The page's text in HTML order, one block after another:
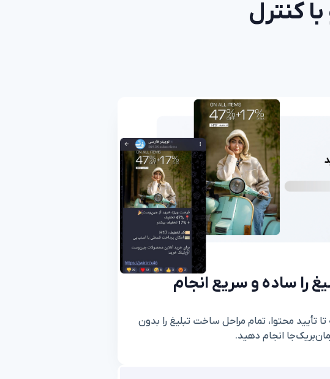
کنترل
را ساده و سریع انجام
تا تأیید محتوا، تمام مراحل ساخت تبلیغ را بدون
انجام دهید.
شماره